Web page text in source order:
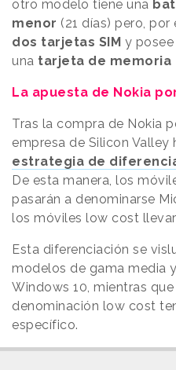
otro modelo tiene una
menor (21 días) pero,
dos tarjetas SIM y posee
una tarjeta de memoria
La apuesta de Nokia
Tras la compra de Nokia
empresa de Silicon
estrategia de
De esta manera, los
pasarán a denominarse
los móviles low cost
Esta diferenciación se
modelos de gama media
Windows 10, mientras
denominación low cost
específico.